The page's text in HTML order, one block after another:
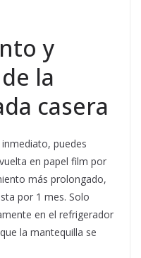
y
la
casera
puedes
en papel film por
más prolongado,
por 1 mes. Solo
en el refrigerador
la mantequilla se